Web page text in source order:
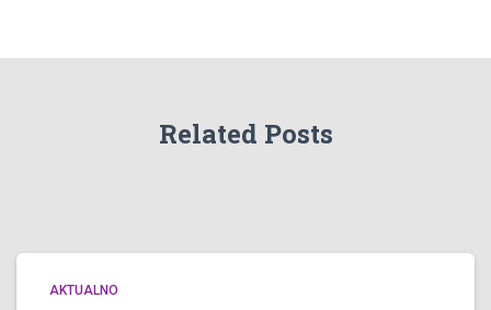
Related Posts
AKTUALNO